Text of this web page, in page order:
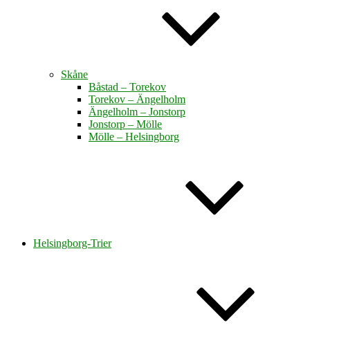
Skåne
Båstad – Torekov
Torekov – Ängelholm
Ängelholm – Jonstorp
Jonstorp – Mölle
Mölle – Helsingborg
Helsingborg-Trier